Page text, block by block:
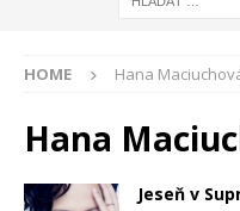
HOME Hana
Hana
Jeseň v